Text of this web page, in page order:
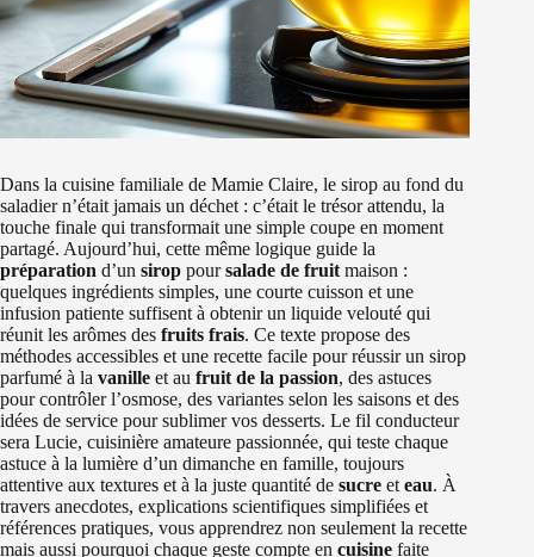
Dans la cuisine familiale de Mamie Claire, le sirop au fond du
saladier n’était jamais un déchet : c’était le trésor attendu, la
touche finale qui transformait une simple coupe en moment
partagé. Aujourd’hui, cette même logique guide la
préparation d’un sirop poursalade de fruit maison :
quelques ingrédients simples, une courte cuisson et une
infusion patiente suffisent à obtenir un liquide velouté qui
réunit les arômes des fruits frais. Ce texte propose des
méthodes accessibles et une recette facile pour réussir un sirop
parfumé à la vanille et au fruit de la passion, des astuces
pour contrôler l’osmose, des variantes selon les saisons et des
idées de service pour sublimer vos desserts. Le fil conducteur
sera Lucie, cuisinière amateure passionnée, qui teste chaque
astuce à la lumière d’un dimanche en famille, toujours
attentive aux textures et à la juste quantité de sucre et eau. À
travers anecdotes, explications scientifiques simplifiées et
références pratiques, vous apprendrez non seulement la recette
mais aussi pourquoi chaque geste compte en cuisine faite